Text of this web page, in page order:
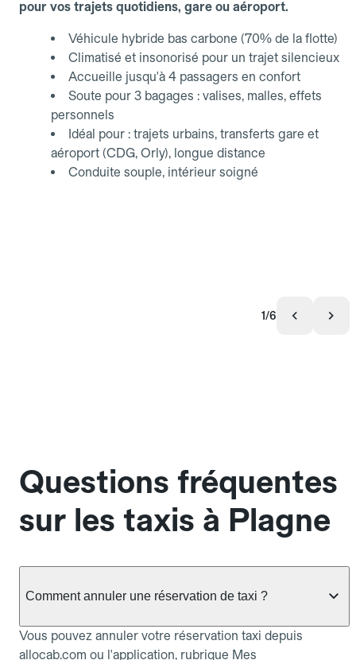
pour vos trajets quotidiens, gare ou aéroport.
Véhicule hybride bas carbone (70% de la flotte)
Climatisé et insonorisé pour un trajet silencieux
Accueille jusqu'à 4 passagers en confort
Soute pour 3 bagages : valises, malles, effets
personnels
Idéal pour : trajets urbains, transferts gare et
aéroport (CDG, Orly), longue distance
Conduite souple, intérieur soigné
1/6
Questions fréquentes
sur les taxis à Plagne
Comment annuler une réservation de taxi ?
Vous pouvez annuler votre réservation taxi depuis
allocab.com ou l'application, rubrique Mes